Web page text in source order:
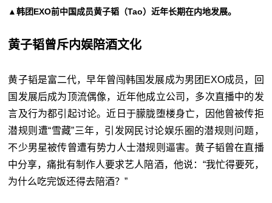
▲韩团EXO前中国成员黄子韬（Tao）近年长期在内地发展。
黄子韬曾斥内娱陪酒文化
黄子韬是富二代，早年曾闯韩国发展成为男团EXO成员，回
国发展后成为顶流偶像，近年他成立公司，多次直播中的发
言及行为都引起讨论。近日于朦胧堕楼身亡，因他曾被传拒
潜规则遭“雪藏”三年，引发网民讨论娱乐圈的潜规则问题，
不少男星被传曾遭有势力人士潜规则逼害。黄子韬曾在直播
中分享，痛批有制作人要求艺人陪酒，他说：“我忙得要死，
为什么吃完饭还得去陪酒？”